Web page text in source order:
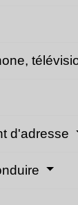
d'adresse